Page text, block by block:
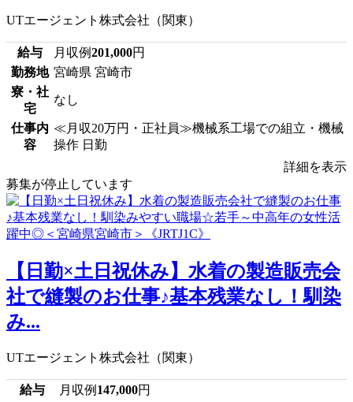
UTエージェント株式会社（関東）
給与 月収例201,000円
勤務地 宮崎県 宮崎市
寮・社
宅
なし
仕事内
容
≪月収20万円・正社員≫機械系工場での組立・機械
操作 日勤
詳細を表示
募集が停止しています
【日勤×土日祝休み】水着の製造販売会
社で縫製のお仕事♪基本残業なし！馴染
み...
UTエージェント株式会社（関東）
給与 月収例 147,000円